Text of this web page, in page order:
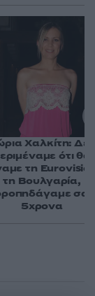
Χαλκίτη:
ότι θα
τη
τη Βουλγαρία,
σαν
5χρονα